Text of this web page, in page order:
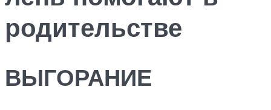
родительстве
ВЫГОРАНИЕ